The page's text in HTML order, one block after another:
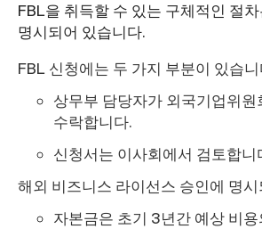
FBL을 취득할 수 있는 구체적인 절
명시되어 있습니다.
FBL 신청에는 두 가지 부분이 있습니
상무부 담당자가 외국기업위원
수락합니다.
신청서는 이사회에서 검토합니
해외 비즈니스 라이선스 승인에 명
자본금은 초기 3년간 예상 비